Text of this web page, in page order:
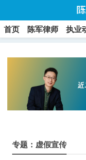
首页 陈军律师 执业
专题：虚假宣传